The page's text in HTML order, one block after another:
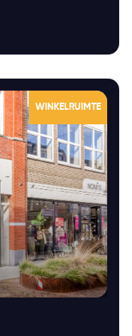
WINKELRUIMTE